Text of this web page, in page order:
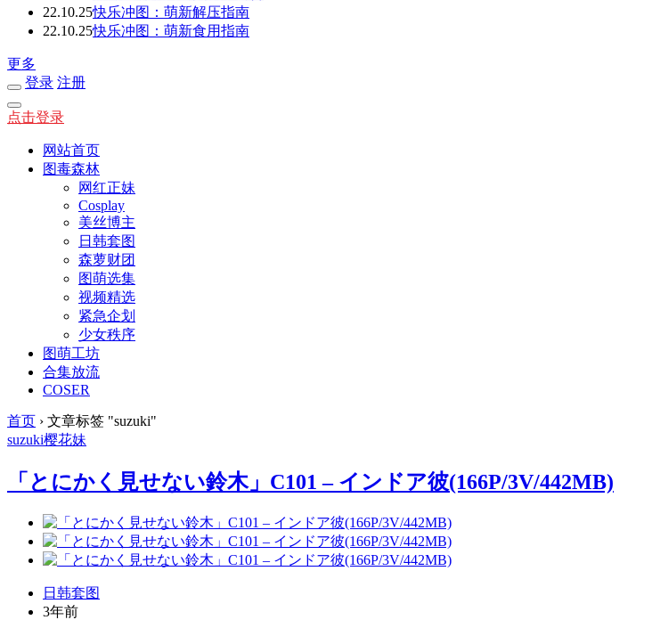
22.10.25快乐冲图：萌新解压指南
22.10.25快乐冲图：萌新食用指南
更多
登录 注册
点击登录
网站首页
图毒森林
网红正妹
Cosplay
美丝博主
日韩套图
森萝财团
图萌选集
视频精选
紧急企划
少女秩序
图萌工坊
合集放流
COSER
首页 › 文章标签 "suzuki"
suzuki樱花妹
「とにかく見せない鈴木」C101 – インドア彼(166P/3V/442MB)
日韩套图
3年前